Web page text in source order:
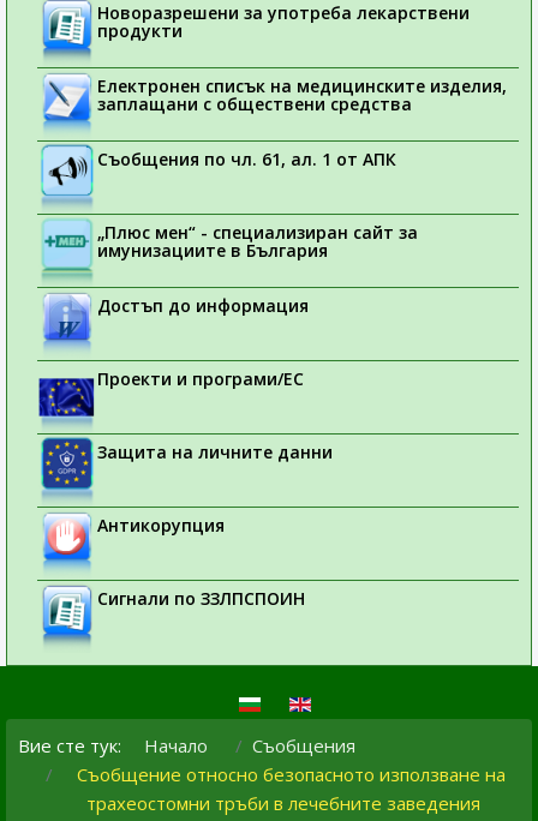
Новоразрешени за употреба лекарствени
продукти
Електронен списък на медицинските изделия,
заплащани с обществени средства
Съобщения по чл. 61, ал. 1 от АПК
„Плюс мен“ - специализиран сайт за
имунизациите в България
Достъп до информация
Проекти и програми/ЕС
Защита на личните данни
Антикорупция
Сигнали по ЗЗЛПСПОИН
Вие сте тук: Начало
Съобщения
Съобщение относно безопасното използване на
трахеостомни тръби в лечебните заведения